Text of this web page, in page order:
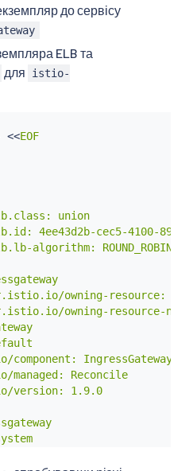
до сервісу
ELB та
для
istio-
<<EOF
union
4ee43d2b-cec5-4100-
algorithm: ROUND_ROBIN
owning-resource:
owning-resource-
component: IngressGateways
managed: Reconcile
version: 1.9.0